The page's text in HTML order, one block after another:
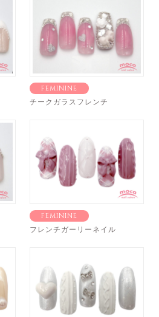
FEMININE
チークガラスフレンチ
FEMININE
フレンチガーリーネイル